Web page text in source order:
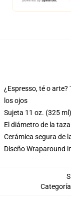
¿Espresso, té o
los ojos
Sujeta 11 oz. (325 ml)
El diámetro de la
Cerámica segura de
Diseño Wraparound